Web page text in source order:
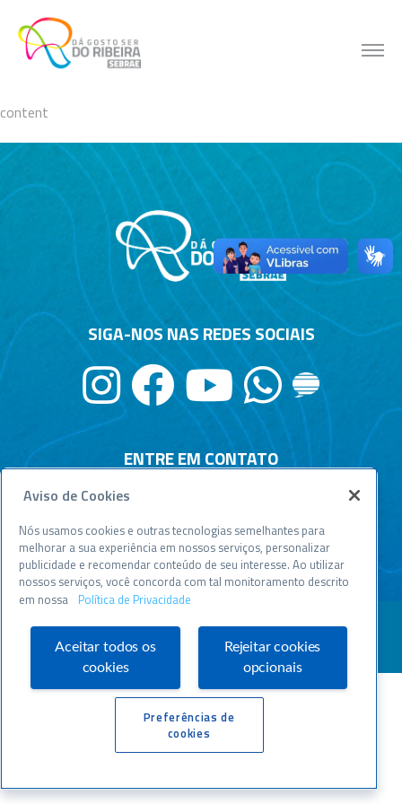
content
content
ENTRE EM CONTATO
Central de relacionamento
0800 570 0800
WWW.SEBRAESP.COM.BR
SIGA-NOS NAS REDES SOCIAIS
Aviso de Cookies
Nós usamos cookies e outras tecnologias semelhantes para
melhorar a sua experiência em nossos serviços, personalizar
publicidade e recomendar conteúdo de seu interesse. Ao utilizar
nossos serviços, você concorda com tal monitoramento descrito
em nossa Política de Privacidade
Aceitar todos os
cookies
Rejeitar cookies
opcionais
Preferências de
cookies